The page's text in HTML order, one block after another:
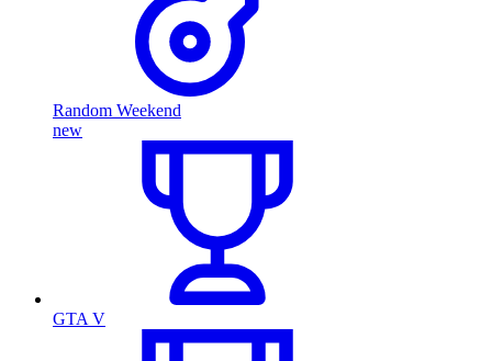
Random Weekend
new
GTA V